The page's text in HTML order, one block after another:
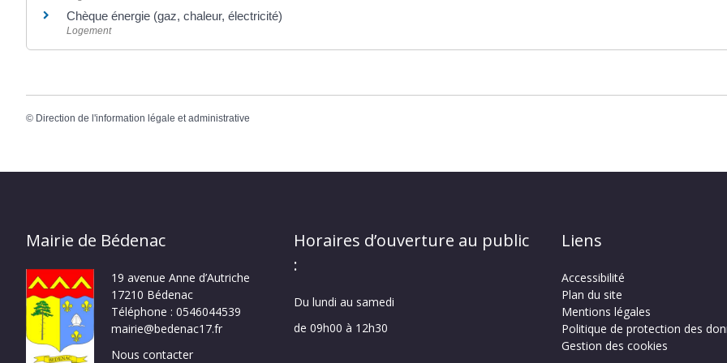
Chèque énergie (gaz, chaleur, électricité)
Logement
© Direction de l'information légale et administrative
Mairie de Bédenac
19 avenue Anne d’Autriche
17210 Bédenac
Téléphone : 0546044539
mairie@bedenac17.fr
Nous contacter
Horaires d’ouverture au public
:
Du lundi au samedi
de 09h00 à 12h30
Liens
Accessibilité
Plan du site
Mentions légales
Politique de protection des
Gestion des cookies